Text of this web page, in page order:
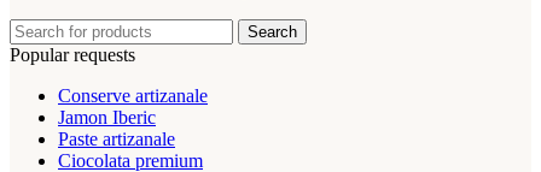
Search
Popular requests
Conserve artizanale
Jamon Iberic
Paste artizanale
Ciocolata premium